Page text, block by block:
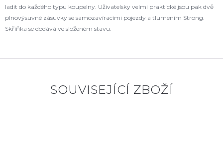
ladit do každého typu koupelny. Uživatelsky velmi praktické jsou pak dvě
plnovýsuvné zásuvky se samozavíracími pojezdy a tlumením Strong.
Skříňka se dodává ve složeném stavu.
SOUVISEJÍCÍ ZBOŽÍ